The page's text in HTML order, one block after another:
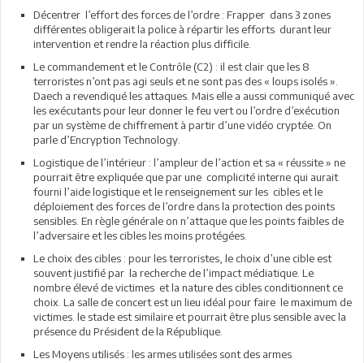
Décentrer l’effort des forces de l’ordre : Frapper dans 3 zones
différentes obligerait la police à répartir les efforts durant leur
intervention et rendre la réaction plus difficile.
Le commandement et le Contrôle (C2) : il est clair que les 8
terroristes n’ont pas agi seuls et ne sont pas des « loups isolés ».
Daech a revendiqué les attaques. Mais elle a aussi communiqué avec
les exécutants pour leur donner le feu vert ou l’ordre d’exécution
par un système de chiffrement à partir d’une vidéo cryptée. On
parle d’Encryption Technology.
Logistique de l’intérieur : l’ampleur de l’action et sa « réussite » ne
pourrait être expliquée que par une complicité interne qui aurait
fourni l’aide logistique et le renseignement sur les cibles et le
déploiement des forces de l’ordre dans la protection des points
sensibles. En règle générale on n’attaque que les points faibles de
l’adversaire et les cibles les moins protégées.
Le choix des cibles : pour les terroristes, le choix d’une cible est
souvent justifié par la recherche de l’impact médiatique. Le
nombre élevé de victimes et la nature des cibles conditionnent ce
choix. La salle de concert est un lieu idéal pour faire le maximum de
victimes. le stade est similaire et pourrait être plus sensible avec la
présence du Président de la République.
Les Moyens utilisés : les armes utilisées sont des armes